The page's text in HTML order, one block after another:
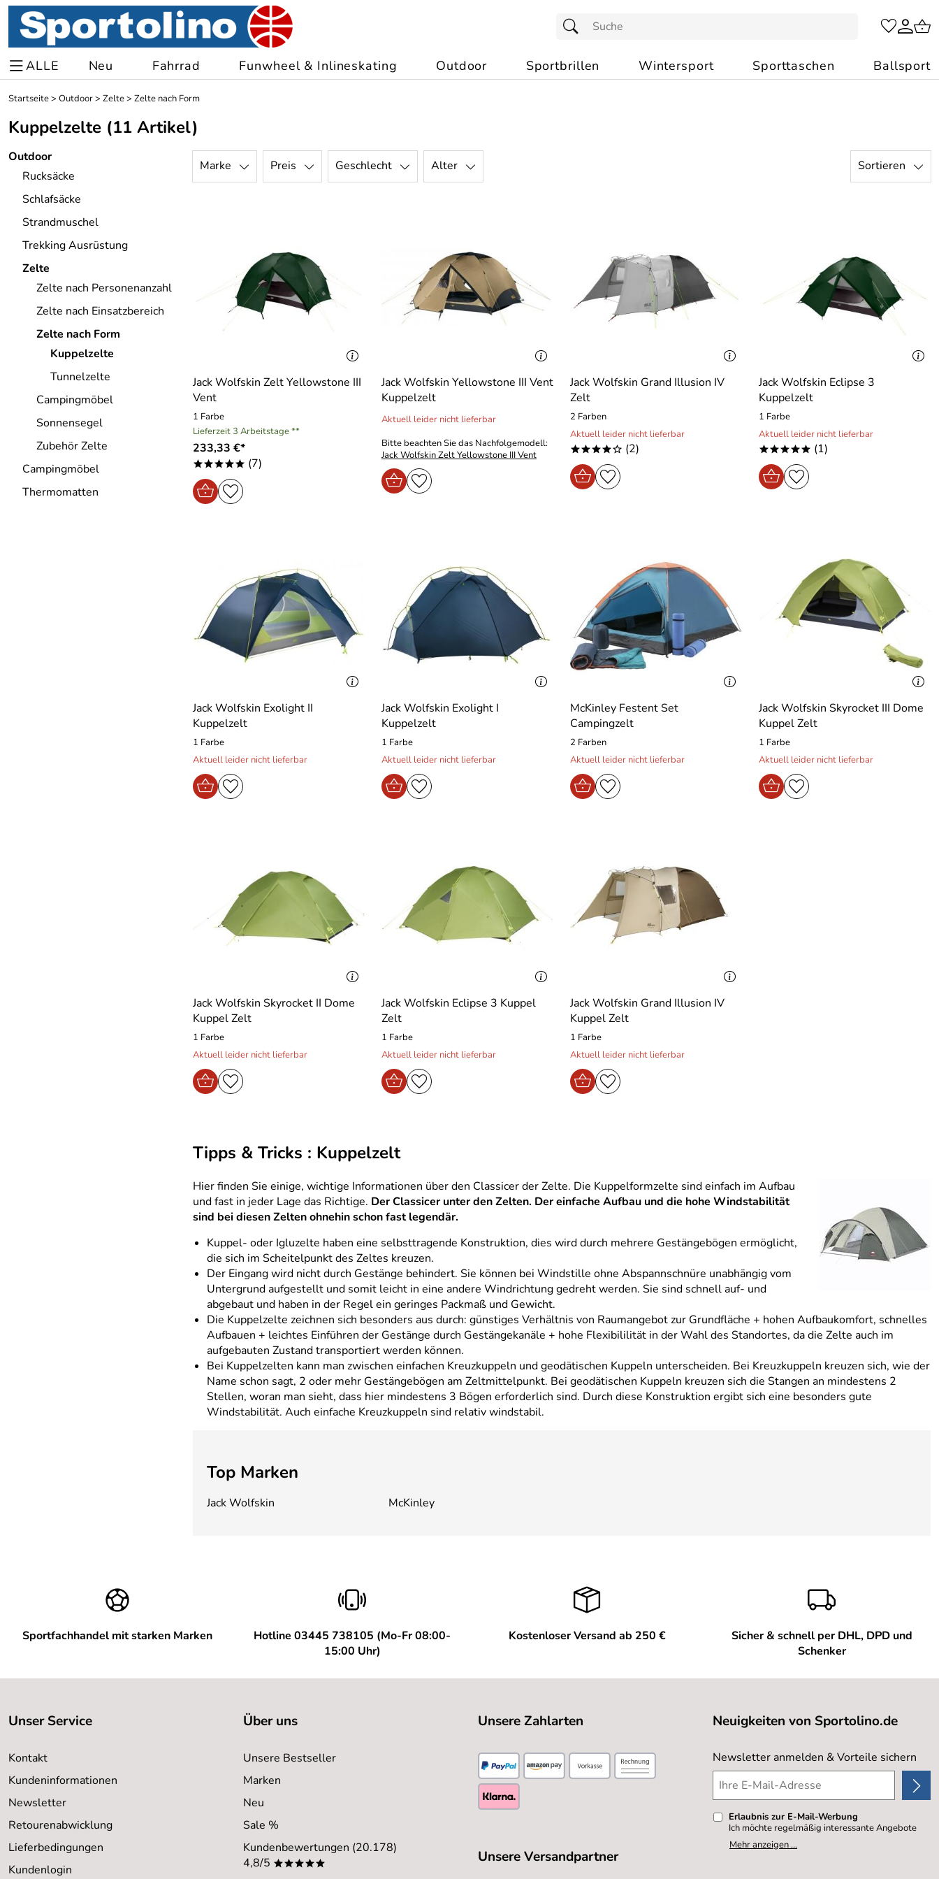
ALLE Neu Fahrrad Funwheel & Inlineskating Outdoor Sportbrillen Wintersport Sporttaschen Ballsport
Startseite> Outdoor> Zelte> Zelte nach Form
Kuppelzelte (11 Artikel)
Outdoor
Rucksäcke
Schlafsäcke
Strandmuschel
Trekking Ausrüstung
Zelte
Zelte nach Personenanzahl
Zelte nach Einsatzbereich
Zelte nach Form
Kuppelzelte
Tunnelzelte
Campingmöbel
Sonnensegel
Zubehör Zelte
Campingmöbel
Thermomatten
Marke Preis Geschlecht Alter Sortieren
Jack Wolfskin Zelt Yellowstone III
Vent
1 Farbe
Lieferzeit 3 Arbeitstage **
233,33 €*
***** (7)
Jack Wolfskin Yellowstone III Vent
Kuppelzelt
Aktuell leider nicht lieferbar
Bitte beachten Sie das Nachfolgemodell:
Jack Wolfskin Zelt Yellowstone III Vent
Jack Wolfskin Grand Illusion IV
Zelt
2 Farben
Aktuell leider nicht lieferbar
****o (2)
Jack Wolfskin Eclipse 3
Kuppelzelt
1 Farbe
Aktuell leider nicht lieferbar
***** (1)
Jack Wolfskin Exolight II
Kuppelzelt
1 Farbe
Aktuell leider nicht lieferbar
Jack Wolfskin Exolight I
Kuppelzelt
1 Farbe
Aktuell leider nicht lieferbar
McKinley Festent Set
Campingzelt
2 Farben
Aktuell leider nicht lieferbar
Jack Wolfskin Skyrocket III Dome
Kuppel Zelt
1 Farbe
Aktuell leider nicht lieferbar
Jack Wolfskin Skyrocket II Dome
Kuppel Zelt
1 Farbe
Aktuell leider nicht lieferbar
Jack Wolfskin Eclipse 3 Kuppel
Zelt
1 Farbe
Aktuell leider nicht lieferbar
Jack Wolfskin Grand Illusion IV
Kuppel Zelt
1 Farbe
Aktuell leider nicht lieferbar
Tipps & Tricks : Kuppelzelt
Hier finden Sie einige, wichtige Informationen über den Classicer der Zelte. Die Kuppelformzelte sind einfach im Aufbau
und fast in jeder Lage das Richtige. Der Classicer unter den Zelten. Der einfache Aufbau und die hohe Windstabilität
sind bei diesen Zelten ohnehin schon fast legendär.
Kuppel- oder Igluzelte haben eine selbsttragende Konstruktion, dies wird durch mehrere Gestängebögen ermöglicht,
die sich im Scheitelpunkt des Zeltes kreuzen.
Der Eingang wird nicht durch Gestänge behindert. Sie können bei Windstille ohne Abspannschnüre unabhängig vom
Untergrund aufgestellt und somit leicht in eine andere Windrichtung gedreht werden. Sie sind schnell auf- und
abgebaut und haben in der Regel ein geringes Packmaß und Gewicht.
Die Kuppelzelte zeichnen sich besonders aus durch: günstiges Verhältnis von Raumangebot zur Grundfläche + hohen Aufbaukomfort, schnelles
Aufbauen + leichtes Einführen der Gestänge durch Gestängekanäle + hohe Flexibililität in der Wahl des Standortes, da die Zelte auch im
aufgebauten Zustand transportiert werden können.
Bei Kuppelzelten kann man zwischen einfachen Kreuzkuppeln und geodätischen Kuppeln unterscheiden. Bei Kreuzkuppeln kreuzen sich, wie der
Name schon sagt, 2 oder mehr Gestängebögen am Zeltmittelpunkt. Bei geodätischen Kuppeln kreuzen sich die Stangen an mindestens 2
Stellen, woran man sieht, dass hier mindestens 3 Bögen erforderlich sind. Durch diese Konstruktion ergibt sich eine besonders gute
Windstabilität. Auch einfache Kreuzkuppeln sind relativ windstabil.
Top Marken
Jack Wolfskin McKinley
Sportfachhandel mit starken Marken
Hotline 03445 738105 (Mo-Fr 08:00-
15:00 Uhr)
Kostenloser Versand ab 250 €
Sicher & schnell per DHL, DPD und
Schenker
Unser Service
Kontakt
Kundeninformationen
Newsletter
Retourenabwicklung
Lieferbedingungen
Kundenlogin
Über uns
Unsere Bestseller
Marken
Neu
Sale %
Kundenbewertungen (20.178)
4,8/5 *****
Unsere Zahlarten
Unsere Versandpartner
Neuigkeiten von Sportolino.de
Newsletter anmelden & Vorteile sichern
Erlaubnis zur E-Mail-Werbung
Ich möchte regelmäßig interessante Angebote
per E-Mail erhalten. Meine E-Mail-Adresse wird
nicht an andere Unternehmen weitergegeben. Zu
Mehr anzeigen ...